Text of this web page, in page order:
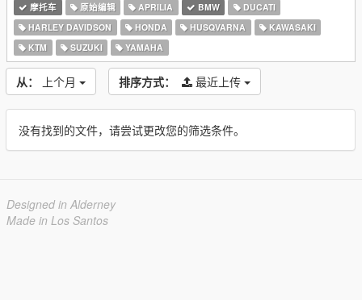
摩托车 原始编辑 APRILIA BMW
DUCATI
HARLEY DAVIDSON
HONDA HUSQVARNA
KAWASAKI
KTM
SUZUKI YAMAHA
从： 上个月 排序方式： 最近上传
没有找到的文件，请尝试更改您的筛选条件。
Designed in Alderney
Made in Los Santos